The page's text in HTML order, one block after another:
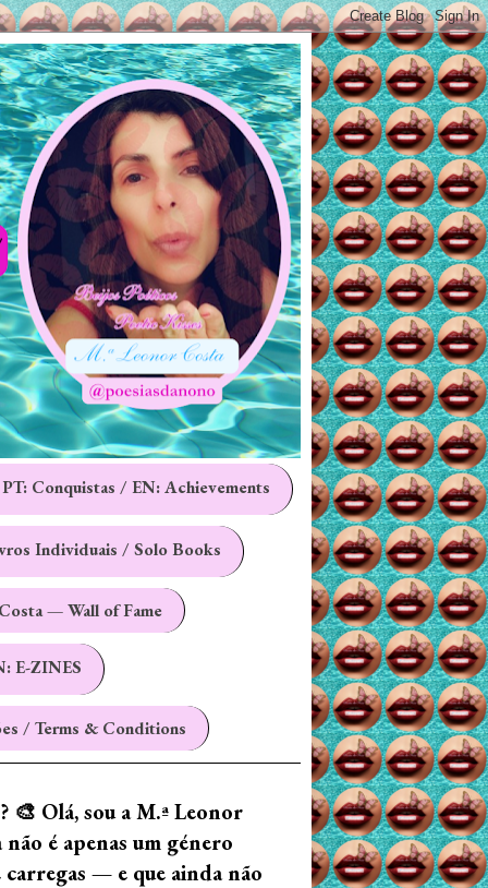
Conquistas / EN: Achievements
Individuais / Solo Books
— Wall of Fame
E-ZINES
/ Terms & Conditions
🎨 Olá, sou a M.ª Leonor
é apenas um género
— e que ainda não